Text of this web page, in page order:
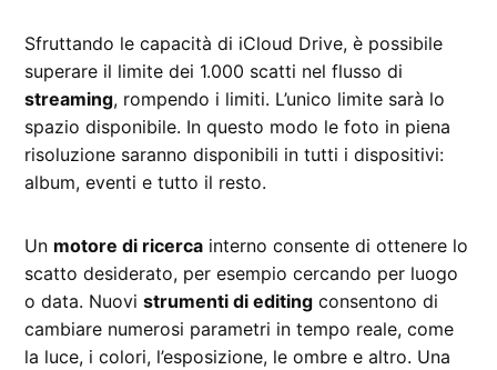
Sfruttando le capacità di iCloud Drive, è possibile
superare il limite dei 1.000 scatti nel flusso di
streaming, rompendo i limiti. L’unico limite sarà lo
spazio disponibile. In questo modo le foto in piena
risoluzione saranno disponibili in tutti i dispositivi:
album, eventi e tutto il resto.
Un motore di ricerca interno consente di ottenere lo
scatto desiderato, per esempio cercando per luogo
o data. Nuovistrumenti di editing consentono di
cambiare numerosi parametri in tempo reale, come
la luce, i colori, l’esposizione, le ombre e altro. Una